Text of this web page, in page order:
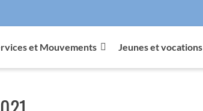
et Mouvements Jeunes et vocations